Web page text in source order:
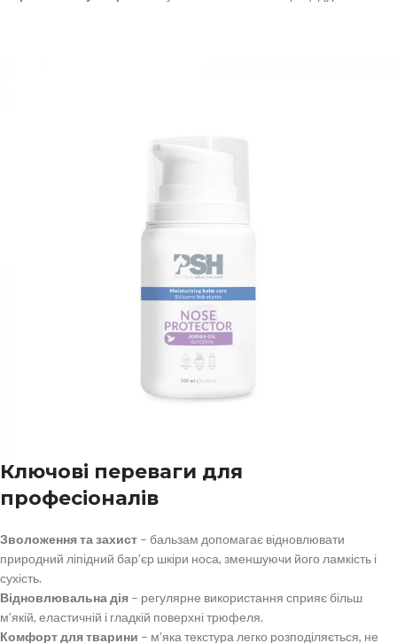
Ключові переваги для
професіоналів
Зволоження та захист – бальзам допомагає відновлювати
природний ліпідний бар’єр шкіри носа, зменшуючи його ламкість і
сухість.
Відновлювальна дія – регулярне використання сприяє більш
м’якій, еластичній і гладкій поверхні трюфеля.
Комфорт для тварини – м’яка текстура легко розподіляється, не